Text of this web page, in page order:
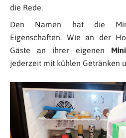
die Rede.
Den Namen hat die
Eigenschaften. Wie an der
Gäste an ihrer eigenen
jederzeit mit kühlen Getränken